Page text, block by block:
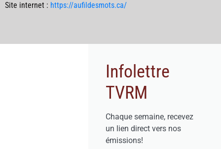
Site internet : https://aufildesmots.ca/
Infolettre
TVRM
Chaque semaine, recevez
un lien direct vers nos
émissions!